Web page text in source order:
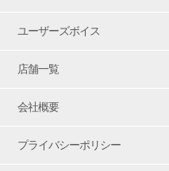
ユーザーズボイス
店舗一覧
会社概要
プライバシーポリシー